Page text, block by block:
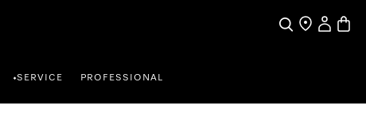
Wat zoek je?
Dealer zoeken
Mijn
•SERVICE PROFESSIONAL